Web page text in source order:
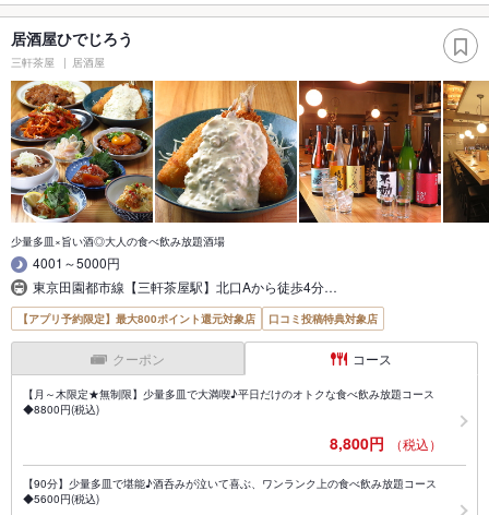
居酒屋ひでじろう
三軒茶屋 居酒屋
少量多皿×旨い酒◎大人の食べ飲み放題酒場
4001～5000円
東京田園都市線【三軒茶屋駅】北口Aから徒歩4分…
【アプリ予約限定】最大800ポイント還元対象店 口コミ投稿特典対象店
クーポン コース
【月～木限定★無制限】少量多皿で大満喫♪平日だけのオトクな食べ飲み放題コース
◆8800円(税込)
8,800円 （税込）
【90分】少量多皿で堪能♪酒呑みが泣いて喜ぶ、ワンランク上の食べ飲み放題コース
◆5600円(税込)